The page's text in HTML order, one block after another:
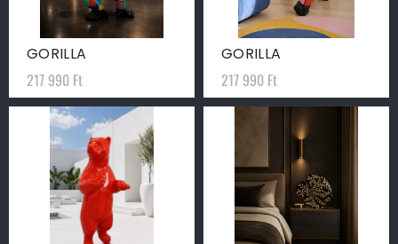
GORILLA
217 990 Ft
GORILLA
217 990 Ft